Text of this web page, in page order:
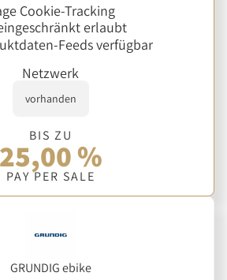
Cookie-Tracking
erlaubt
Feeds verfügbar
Netzwerk
vorhanden
BIS ZU
25,00 %
PAY PER SALE
GRUNDIG ebike